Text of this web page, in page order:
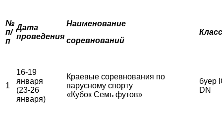
№
п/
п
Дата
проведения
Наименование
соревнований
Класс
1
16-19
января
(23-26
января)
Краевые соревнования по
парусному спорту
«Кубок Семь футов»
буер
DN